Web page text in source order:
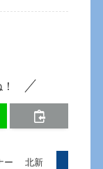
ー 北新